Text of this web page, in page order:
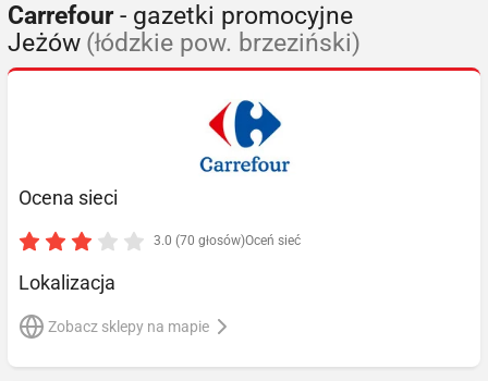
Carrefour- gazetki promocyjne
Jeżów (łódzkie pow. brzeziński)
Ocena sieci
3.0 (70 głosów)Oceń sieć
Lokalizacja
Zobacz sklepy na mapie